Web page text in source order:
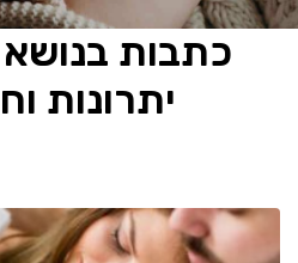
כתבות
יתרונות